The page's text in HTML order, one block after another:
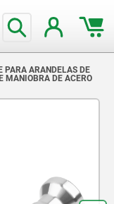
PARA ARANDELAS DE
MANIOBRA DE ACERO